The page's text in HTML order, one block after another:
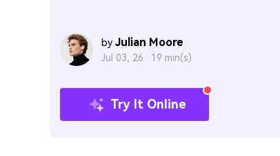
by Julian Moore
Jul 03, 26 · 19 min(s)
Try It Online